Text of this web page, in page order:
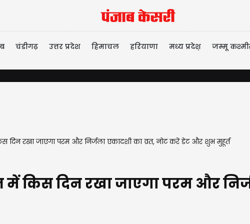
चंडीगढ़ उत्तर प्रदेश हिमाचल हरियाणा मध्य प्रदेश़ जम्मू
दिन रखा जाएगा परम और निर्जला एकादशी का व्रत, नोट करें डेट और शुभ मुहूर्त
किस दिन रखा जाएगा परम और